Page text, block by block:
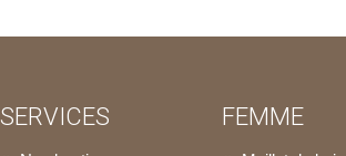
SERVICES FEMME